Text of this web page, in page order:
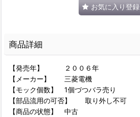
お気に入り登録
商品詳細
【発売年】 ２００６年
【メーカー】 三菱電機
【モック個数】 1個づつバラ売り
【部品流用の可否】 取り外し不可
【商品の状態】 中古